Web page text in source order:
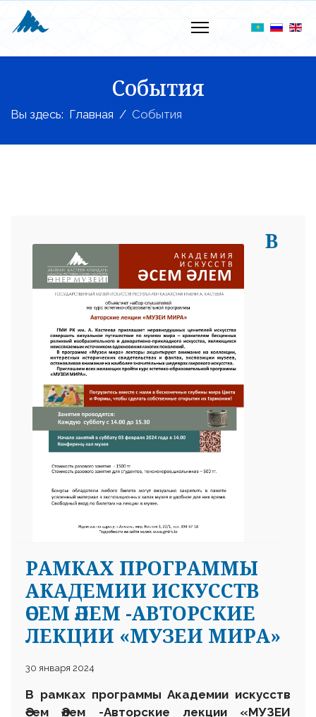
События
Вы здесь: Главная События
В
РАМКАХ ПРОГРАММЫ
АКАДЕМИИ ИСКУССТВ
ӘСЕМ ӘЛЕМ -АВТОРСКИЕ
ЛЕКЦИИ «МУЗЕИ МИРА»
30 января 2024
В рамках программы Академии искусств
Әсем Әлем -Авторские лекции «МУЗЕИ